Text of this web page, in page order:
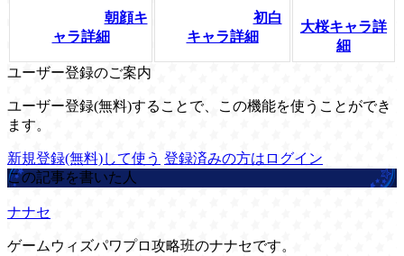
朝顔キ
ャラ詳細
初白
キャラ詳細
大桜キャラ詳
細
ユーザー登録のご案内
ユーザー登録(無料)することで、この機能を使うことができ
ます。
新規登録(無料)して使う 登録済みの方はログイン
この記事を書いた人
ナナセ
ゲームウィズパワプロ攻略班のナナセです。